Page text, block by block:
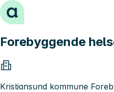
Hopp til innhold
Forebyggende
Kristiansund kommune